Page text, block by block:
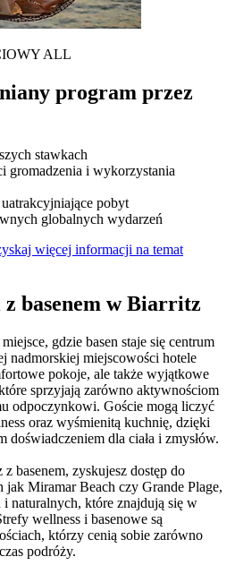
ALL
program przez
stawkach
gromadzenia i wykorzystania
pobyt
globalnych wydarzeń
więcej informacji na temat
basenem w Biarritz
gdzie basen staje się centrum
nadmorskiej miejscowości hotele
pokoje, ale także wyjątkowe
sprzyjają zarówno aktywnościom
odpoczynkowi. Goście mogą liczyć
oraz wyśmienitą kuchnię, dzięki
doświadczeniem dla ciała i zmysłów.
basenem, zyskujesz dostęp do
Miramar Beach czy Grande Plage,
naturalnych, które znajdują się w
wellness i basenowe są
którzy cenią sobie zarówno
podróży.